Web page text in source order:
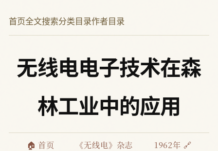
首页全文搜索分类目录作者目录
无线电电子技术在森
林工业中的应用
🏠 首页 《无线电》杂志
1962年 🔗